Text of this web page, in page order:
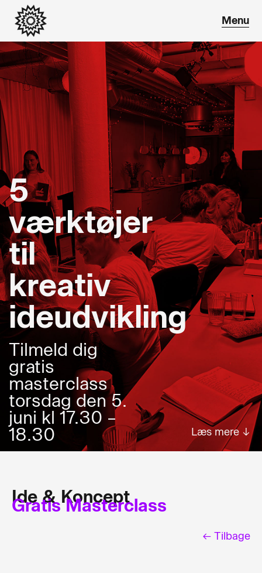
5
værktøjer
til
kreativ
ideudvikling
Tilmeld dig
gratis
masterclass
torsdag den 5.
juni kl 17.30 –
18.30 Læs mere ↓
Ide & Koncept
Gratis Masterclass
← Tilbage